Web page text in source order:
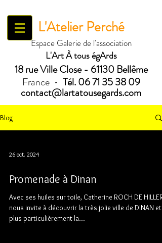
L'Atelier Perché
Espace Galerie de l'association
L'Art À tous égArds
18 rue Ville Close - 61130 Bellême
France- Tél.06 71 35 38 09
contact@lartatousegards.com
Blog
26 oct. 2024
Promenade à Dinan
Avec ses huiles sur toile, Catherine ROCH DE
nous invite à découvrir la très jolie ville de DINAN et
plus particulièrement la...